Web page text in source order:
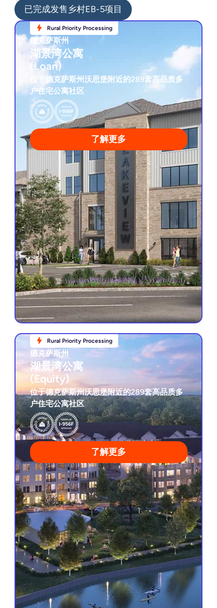
已完成发售乡村EB-5项目
Rural Priority Processing
德克萨斯州
湖景湾公寓
(Loan)
位于德克萨斯州沃思堡附近的289套高品质多
户住宅公寓社区
了解更多
Rural Priority Processing
德克萨斯州
湖景湾公寓
(Loan)
3年贷款期
施工中
建设完工担保
稀缺滨水黄金地段
查看项目
Rural Priority Processing
德克萨斯州
湖景湾公寓
(Equity)
位于德克萨斯州沃思堡附近的289套高品质多
户住宅公寓社区
了解更多
Rural Priority Processing
德克萨斯州
湖景湾公寓
(Equity)
4.0%优先回报
3年目标投资期
施工中
稀缺滨水黄金地段
查看项目